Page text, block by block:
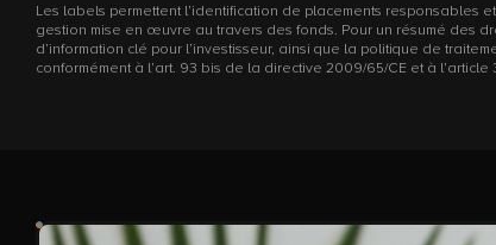
Les labels permettent l’identification de placements responsables
gestion mise en œuvre au travers des fonds. Pour un résumé des
d’information clé pour l’investisseur, ainsi que la politique de
conformément à l’art. 93 bis de la directive 2009/65/CE et à l’article